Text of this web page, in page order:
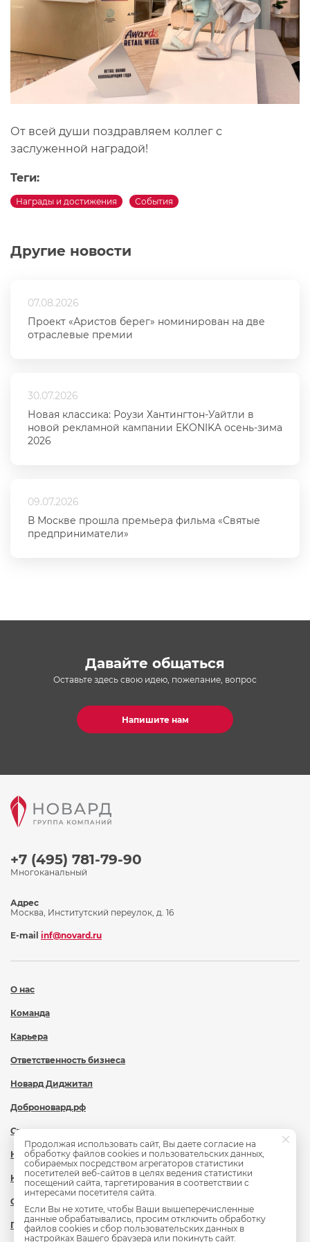
Другие новости
07.08.2026
Проект «Аристов берег» номинирован на две
отраслевые премии
30.07.2026
Новая классика: Роузи Хантингтон-Уайтли в
новой рекламной кампании EKONIKA осень-зима
2026
09.07.2026
В Москве прошла премьера фильма «Святые
предприниматели»
От всей души поздравляем коллег с
заслуженной наградой!
Теги:
Награды и достижения События
Давайте общаться
Оставьте здесь свою идею, пожелание, вопрос
Напишите нам
+7 (495) 781-79-90
Многоканальный
О нас
Команда
Карьера
Ответственность бизнеса
Новард Диджитал
Доброновард.рф
Статьи
Новости
Контакты
Охрана труда
Политика обработки персональных данных
Адрес
Москва, Институтский переулок, д. 16
E-mail inf@novard.ru
Продолжая использовать сайт, Вы даете согласие на
обработку файлов cookies и пользовательских данных,
собираемых посредством агрегаторов статистики
посетителей веб-сайтов в целях ведения статистики
посещений сайта, таргетирования в соответствии с
интересами посетителя сайта.
Если Вы не хотите, чтобы Ваши вышеперечисленные
данные обрабатывались, просим отключить обработку
файлов cookies и сбор пользовательских данных в
настройках Вашего браузера или покинуть сайт.